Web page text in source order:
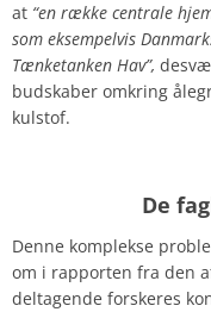
at “en række centrale
som eksempelvis
Tænketanken Hav”,
budskaber omkring
kulstof.
De
Denne komplekse
om i rapporten fra den
deltagende forskeres